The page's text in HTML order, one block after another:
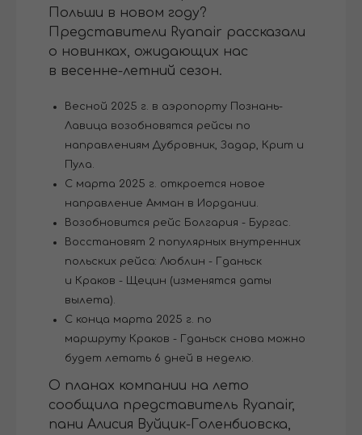
Польши в новом году?
Представители Ryanair рассказали
о новинках, ожидающих нас
в весенне-летний сезон.
Весной 2025 г. в аэропорту Познань-
Лавица возобновятся рейсы по
направлениям Дубровник, Задар, Крит и
Пула.
С марта 2025 г. откроется новое
направление Амман в Иордании.
Возобновится рейс Болгария - Бургас.
Восстановят 2 популярных внутренних
польских рейса: Люблин - Гданьск
и Краков - Щецин (изменятся даты
вылета).
С конца марта 2025 г. по
маршруту Краков - Гданьск снова можно
будет летать 6 дней в неделю.
О планах компании на лето
сообщила представитель Ryanair,
пани Алисия Вуйцик-Голенбиовска,